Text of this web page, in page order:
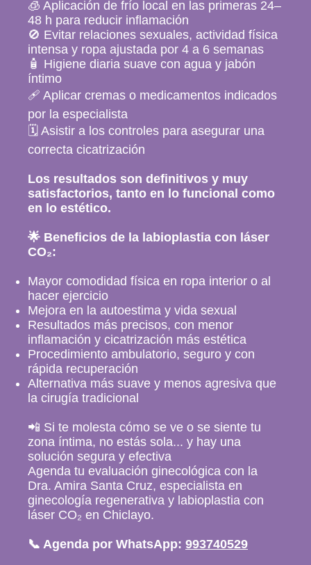
Productos
Eventos
Contáctame
🧊 Aplicación de frío local en las primeras 24–
48 h para reducir inflamación
🚫 Evitar relaciones sexuales, actividad física
intensa y ropa ajustada por 4 a 6 semanas
🧴 Higiene diaria suave con agua y jabón
íntimo
🩹 Aplicar cremas o medicamentos indicados
por la especialista
🗓 Asistir a los controles para asegurar una
correcta cicatrización
Los resultados son definitivos y muy
satisfactorios, tanto en lo funcional como
en lo estético.
🌟 Beneficios de la labioplastia con láser
CO₂:
Mayor comodidad física en ropa interior o al
hacer ejercicio
Mejora en la autoestima y vida sexual
Resultados más precisos, con menor
inflamación y cicatrización más estética
Procedimiento ambulatorio, seguro y con
rápida recuperación
Alternativa más suave y menos agresiva que
la cirugía tradicional
📲 Si te molesta cómo se ve o se siente tu
zona íntima, no estás sola... y hay una
solución segura y efectiva
Agenda tu evaluación ginecológica con la
Dra. Amira Santa Cruz, especialista en
ginecología regenerativa y labioplastia con
láser CO₂ en Chiclayo.
📞 Agenda por WhatsApp: 993740529